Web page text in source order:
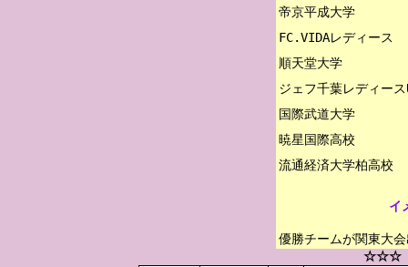
帝京平成大学
FC.VIDAレディース
順天堂大学
ジェフ千葉レディー
国際武道大学
暁星国際高校
イ
優勝チームが関東大
☆☆☆